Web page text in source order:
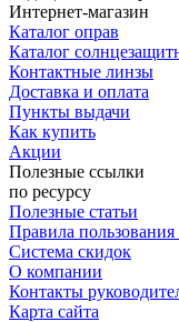
Интернет-магазин
Каталог оправ
Каталог
Контактные линзы
Доставка и оплата
Пункты выдачи
Как купить
Акции
Полезные ссылки
по ресурсу
Полезные статьи
Правила
Система скидок
О компании
Контакты
Карта сайта